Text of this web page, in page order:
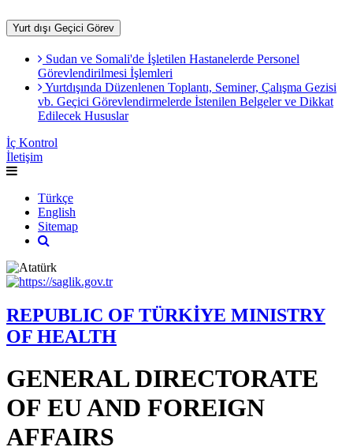
Yurt dışı Geçici Görev
Sudan ve Somali'de İşletilen Hastanelerde Personel
Görevlendirilmesi İşlemleri
Yurtdışında Düzenlenen Toplantı, Seminer, Çalışma Gezisi
vb. Geçici Görevlendirmelerde İstenilen Belgeler ve Dikkat
Edilecek Hususlar
İç Kontrol
İletişim
Türkçe
English
Sitemap
REPUBLIC OF TÜRKİYE MINISTRY
OF HEALTH
GENERAL DIRECTORATE
OF EU AND FOREIGN
AFFAIRS